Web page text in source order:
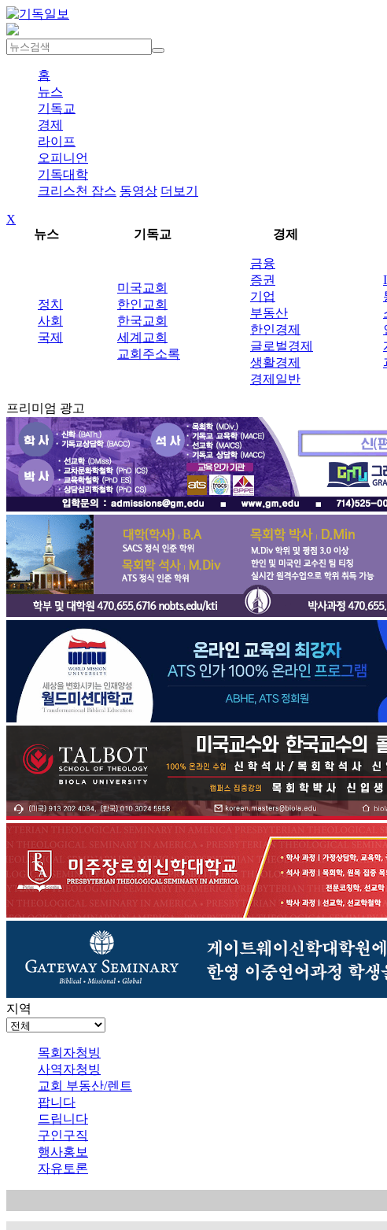
홈
뉴스
기독교
경제
라이프
오피니언
기독대학
크리스천 잡스 동영상 더보기
X
뉴스
기독교 경제
정치
사회
국제
미국교회
한인교회
한국교회
세계교회
교회주소록
금융
증권
기업
부동산
한인경제
글로벌경제
생활경제
경제일반
프리미엄 광고
지역
목회자청빙
사역자청빙
교회 부동산/렌트
팝니다
드립니다
구인구직
행사홍보
자유토론